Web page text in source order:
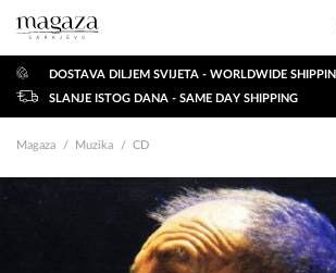
DOSTAVA DILJEM SVIJETA - WORLDWIDE
SLANJE ISTOG DANA - SAME DAY SHIPPING
Magaza Muzika CD